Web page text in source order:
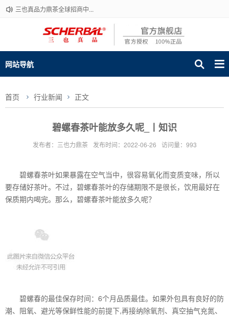
三也真品力鼎茶全球招商中...
网站导航
首页 行业新闻 正文
碧螺春茶叶能放多久呢_丨知识
发布者：三也力鼎茶 发布时间：2022-06-26 访问量：993
碧螺春茶叶如果暴露在空气当中，很容易氧化而变质变味，所以
要存储好茶叶。不过，碧螺春茶叶的存储期限不是很长，饮用最好在
保质期内喝完。那么，碧螺春茶叶能放多久呢？
碧螺春的最佳保存时间：6个月品质最佳。如果外包具有良好的防
潮、阻氧、避光等保鲜性能的前提下,再接纳除氧剂、真空抽气充氮、